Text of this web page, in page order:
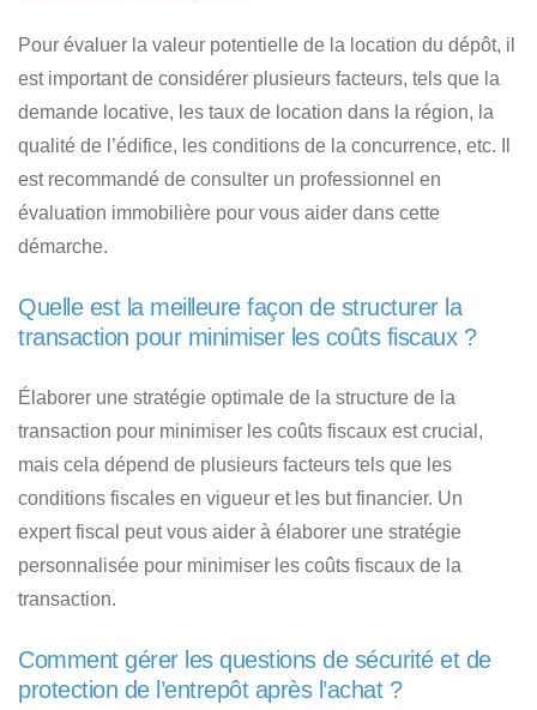
Pour évaluer la valeur potentielle de la location du dépôt, il
est important de considérer plusieurs facteurs, tels que la
demande locative, les taux de location dans la région, la
qualité de l’édifice, les conditions de la concurrence, etc. Il
est recommandé de consulter un professionnel en
évaluation immobilière pour vous aider dans cette
démarche.
Quelle est la meilleure façon de structurer la
transaction pour minimiser les coûts fiscaux ?
Élaborer une stratégie optimale de la structure de la
transaction pour minimiser les coûts fiscaux est crucial,
mais cela dépend de plusieurs facteurs tels que les
conditions fiscales en vigueur et les but financier. Un
expert fiscal peut vous aider à élaborer une stratégie
personnalisée pour minimiser les coûts fiscaux de la
transaction.
Comment gérer les questions de sécurité et de
protection de l’entrepôt après l’achat ?